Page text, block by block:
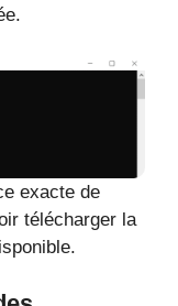
exacte de
télécharger la